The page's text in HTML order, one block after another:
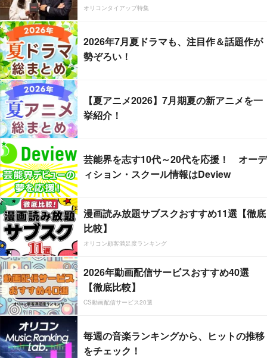
オリコンタイアップ特集
2026年7月夏ドラマも、注目作＆話題作が
勢ぞろい！
【夏アニメ2026】7月期夏の新アニメを一
挙紹介！
芸能界を志す10代～20代を応援！ オーデ
ィション・スクール情報はDeview
漫画読み放題サブスクおすすめ11選【徹底
比較】
オリコン顧客満足度ランキング
2026年動画配信サービスおすすめ40選
【徹底比較】
CS動画配信サービス20選
毎週の音楽ランキングから、ヒットの推移
をチェック！